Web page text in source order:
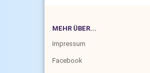
MEHR ÜBER...
Impressum
Facebook